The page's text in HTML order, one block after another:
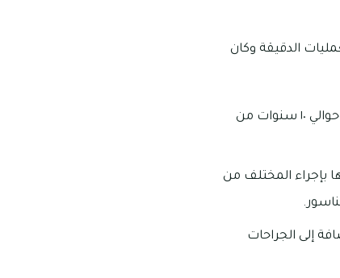
الدقيقة وكان
يتمتع الدكتور جيان بخبرة واسعة جعلته يكون مشهور بشكل كبير والتي وصلت هذه الخبرة إلى حوالي ١٠ سنوات من
بإجراء المختلف من
إلى الجراحات